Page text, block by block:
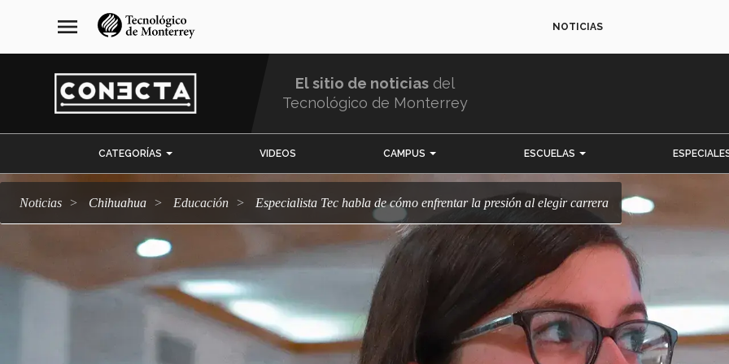
navegación
principal
menu NOTICIAS
El sitio de noticias del
Tecnológico de Monterrey
CATEGORÍAS VIDEOS CAMPUS ESCUELAS
Noticias Chihuahua Educación Especialista Tec habla de cómo enfrentar la presión al elegir carrera